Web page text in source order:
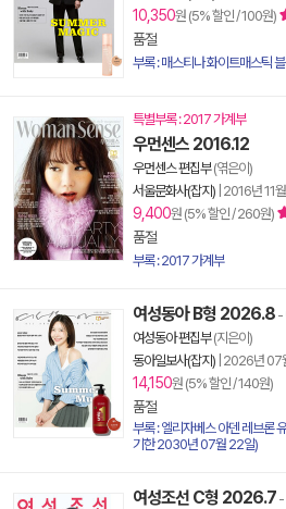
10,350원 (5% 할인 / 100원)
품절
부록 : 매스티나 화이트매스틱
특별부록 : 2017 가계부
우먼센스 2016.12
우먼센스 편집부(엮은이)
서울문화사(잡지) 2016년 11월
9,400원 (5% 할인 / 260원)
품절
부록 : 2017 가계부
여성동아 B형 2026.8 -
여성동아 편집부(지은이)
동아일보사(잡지) 2026년 07
14,150원 (5% 할인 / 140원)
품절
부록 : 엘리자베스 아덴 레브론
기한 2030년 07월 22일)
여성조선 C형 2026.7 -